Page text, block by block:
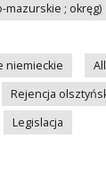
mazurskie ; okręg)
niemieckie
Rejencja
Legislacja